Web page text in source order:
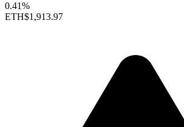
0.41%
ETH$1,913.97